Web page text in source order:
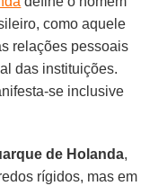
como aquele
relações pessoais
das instituições.
se inclusive
de Holanda,
rígidos, mas em